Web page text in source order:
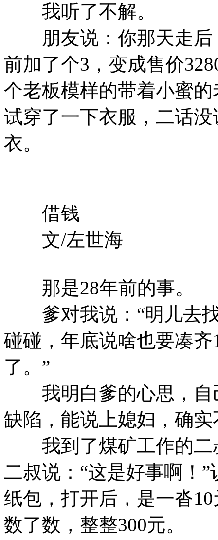
我听了不解。
朋友说：你那天走后
前加了个3，变成售价
个老板模样的带着小蜜
试穿了一下衣服，二话
衣。
借钱
文/左世海
那是28年前的事。
爹对我说：“明儿去找
碰碰，年底说啥也要凑
了。”
我明白爹的心思，自
缺陷，能说上媳妇，确实
我到了煤矿工作的二
二叔说：“这是好事啊！
纸包，打开后，是一沓
数了数，整整300元。